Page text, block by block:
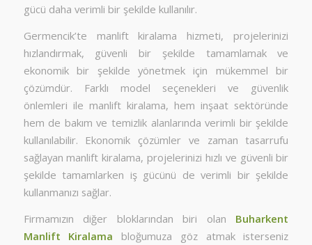
gücü daha verimli bir şekilde kullanılır.
Germencik’te manlift kiralama hizmeti, projelerinizi
hızlandırmak, güvenli bir şekilde tamamlamak ve
ekonomik bir şekilde yönetmek için mükemmel bir
çözümdür. Farklı model seçenekleri ve güvenlik
önlemleri ile manlift kiralama, hem inşaat sektöründe
hem de bakım ve temizlik alanlarında verimli bir şekilde
kullanılabilir. Ekonomik çözümler ve zaman tasarrufu
sağlayan manlift kiralama, projelerinizi hızlı ve güvenli bir
şekilde tamamlarken iş gücünü de verimli bir şekilde
kullanmanızı sağlar.
Firmamızın diğer bloklarından biri olan Buharkent
Manlift Kiralama bloğumuza göz atmak isterseniz